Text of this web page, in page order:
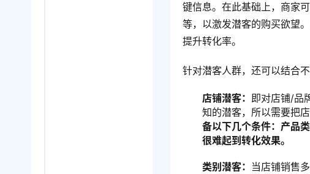
键信息。在此基础上，商家
等，以激发潜客的购买欲望
提升转化率。
针对潜客人群，还可以结合
店铺潜客： 即对店铺/品
知的潜客，所以需要把
备以下几个条件：产品
很难起到转化效果。
类别潜客： 当店铺销售